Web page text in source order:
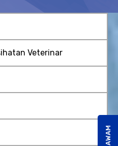
Veterinar
AWAM